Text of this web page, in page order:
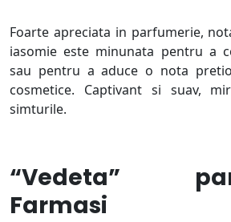
Foarte apreciata in parfumerie,
iasomie este minunata pentru a
sau pentru a aduce o nota
cosmetice. Captivant si suav,
simturile.
“Vedeta”
Farmasi